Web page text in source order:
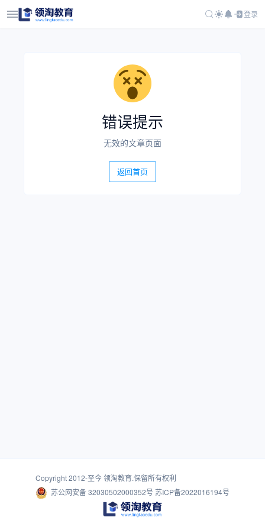
登录
错误提示
无效的文章页面
返回首页
Copyright 2012-至今领淘教育.保留所有权利
苏公网安备 32030502000352号 苏ICP备2022016194号